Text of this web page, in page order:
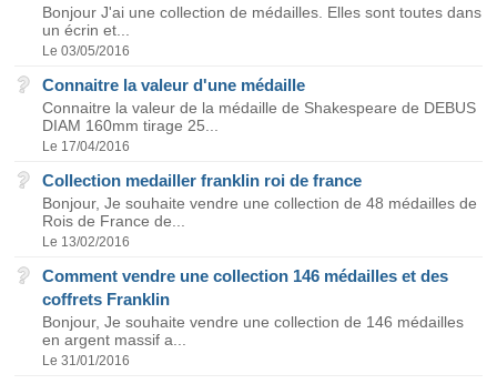
Bonjour J'ai une collection de médailles. Elles sont toutes dans
un écrin et...
Le 03/05/2016
Connaitre la valeur d'une médaille
Connaitre la valeur de la médaille de Shakespeare de DEBUS
DIAM 160mm tirage 25...
Le 17/04/2016
Collection medailler franklin roi de france
Bonjour, Je souhaite vendre une collection de 48 médailles de
Rois de France de...
Le 13/02/2016
Comment vendre une collection 146 médailles et des
coffrets Franklin
Bonjour, Je souhaite vendre une collection de 146 médailles
en argent massif a...
Le 31/01/2016